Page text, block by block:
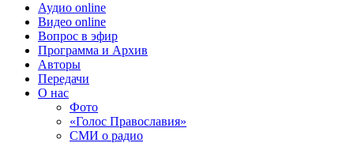
Аудио online
Видео online
Вопрос в эфир
Программа и Архив
Авторы
Передачи
О нас
Фото
«Голос Православия»
СМИ о радио